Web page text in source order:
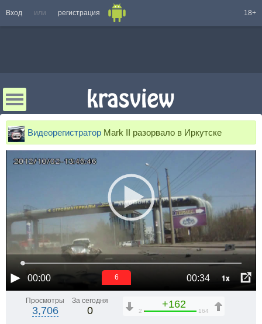
Вход или регистрация 18+
Видеорегистратор Mark II разорвало в Иркутске
00:00 00:34 1x
6
Просмотры
3,706
За сегодня
0
+162
2 164